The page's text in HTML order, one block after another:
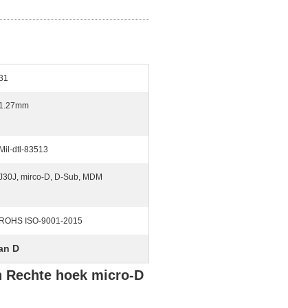
1.27mm
Mil-dtl-83513
mirco-D, D-Sub, MDM
ROHS ISO-9001-2015
D
Rechte hoek micro-D